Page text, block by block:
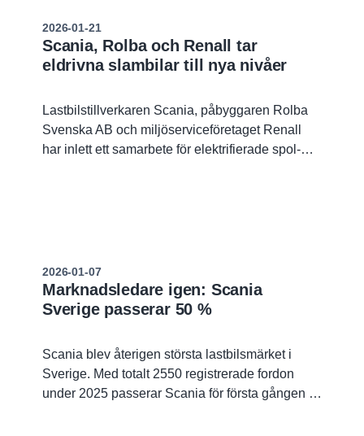
2026-01-21
Scania, Rolba och Renall tar
eldrivna slambilar till nya nivåer
Lastbilstillverkaren Scania, påbyggaren Rolba
Svenska AB och miljöserviceföretaget Renall
har inlett ett samarbete för elektrifierade spol-
2026-01-07
Marknadsledare igen: Scania
Sverige passerar 50 %
Scania blev återigen största lastbilsmärket i
Sverige. Med totalt 2550 registrerade fordon
under 2025 passerar Scania för första gången i